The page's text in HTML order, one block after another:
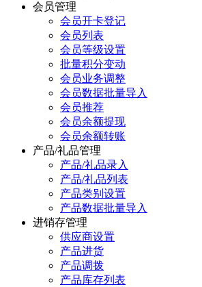
会员管理
会员开卡登记
会员列表
会员等级设置
批量积分变动
会员业务调整
会员数据批量导入
会员推荐
会员余额提现
会员余额转账
产品/礼品管理
产品/礼品录入
产品/礼品列表
产品类别设置
产品数据批量导入
进销存管理
供应商设置
产品进货
产品调拨
产品库存列表